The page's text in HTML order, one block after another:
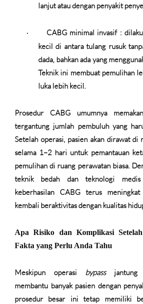
lanjut atau dengan penyakit
· CABG minimal invasif:
kecil di antara tulang rusuk
dada, bahkan ada yang
Teknik ini membuat pemulihan
luka lebih kecil.
Prosedur CABG umumnya
tergantung jumlah pembuluh yang
Setelah operasi, pasien akan dirawat di
selama 1–2 hari untuk pemantauan
pemulihan di ruang perawatan biasa.
teknik bedah dan teknologi
keberhasilan CABG terus
kembali beraktivitas dengan kualitas
Apa Risiko dan Komplikasi
Fakta yang Perlu Anda Tahu
Meskipun operasi bypassjantung
membantu banyak pasien dengan
prosedur besar ini tetap memiliki